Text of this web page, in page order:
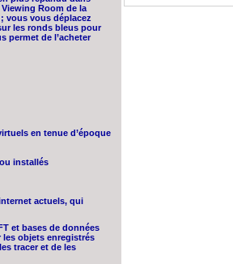
Room de la
vous vous déplacez
les ronds bleus pour
permet de l’acheter
en tenue d’époque
installés
actuels, qui
et bases de données
objets enregistrés
tracer et de les